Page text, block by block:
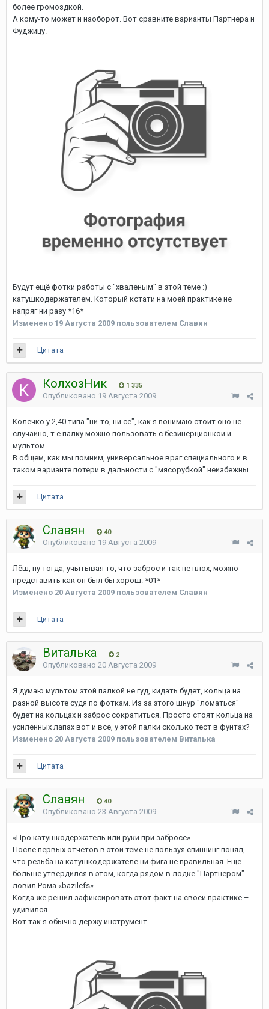
более громоздкой.
А кому-то может и наоборот. Вот сравните варианты Партнера и
Фуджицу.
Будут ещё фотки работы с "хваленым" в этой теме :)
катушкодержателем. Который кстати на моей практике не
напряг ни разу *16*
Изменено 19 Августа 2009 пользователем Славян
Цитата
КолхозНик 1 335
Опубликовано 19 Августа 2009
Колечко у 2,40 типа "ни-то, ни сё", как я понимаю стоит оно не
случайно, т.е палку можно пользовать с безинерционкой и
мультом.
В общем, как мы помним, универсальное враг специального и в
таком варианте потери в дальности с "мясорубкой" неизбежны.
Цитата
Славян 40
Опубликовано 19 Августа 2009
Лёш, ну тогда, учытывая то, что заброс и так не плох, можно
представить как он был бы хорош. *01*
Изменено 20 Августа 2009 пользователем Славян
Цитата
Виталька 2
Опубликовано 20 Августа 2009
Я думаю мультом этой палкой не гуд, кидать будет, кольца на
разной высоте судя по фоткам. Из за этого шнур "ломаться"
будет на кольцах и заброс сократиться. Просто стоят кольца на
усиленных лапах вот и все, у этой палки сколько тест в фунтах?
Изменено 20 Августа 2009 пользователем Виталька
Цитата
Славян 40
Опубликовано 23 Августа 2009
«Про катушкодержатель или руки при забросе»
После первых отчетов в этой теме не пользуя спиннинг понял,
что резьба на катушкодержателе ни фига не правильная. Еще
больше утвердился в этом, когда рядом в лодке "Партнером"
ловил Рома «bazilefs».
Когда же решил зафиксировать этот факт на своей практике –
удивился.
Вот так я обычно держу инструмент.